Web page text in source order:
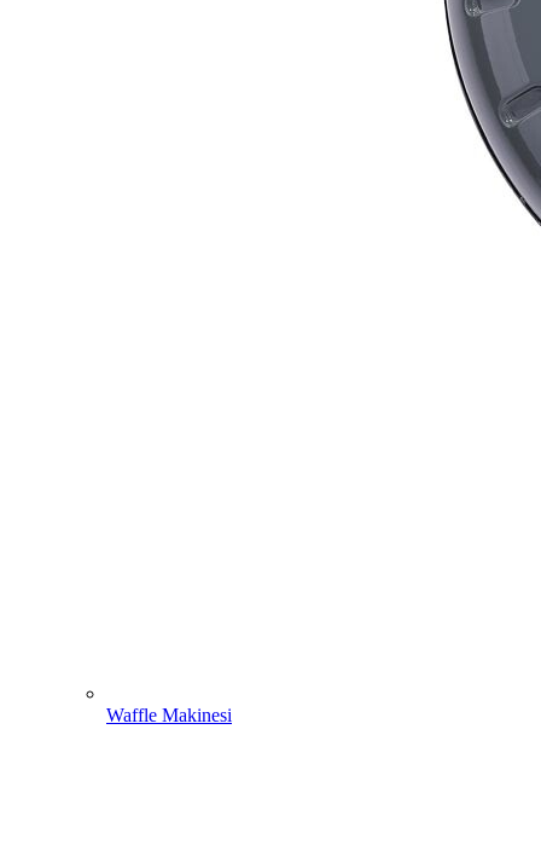
Waffle Makinesi